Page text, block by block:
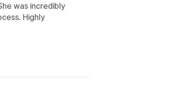
was incredibly
Highly